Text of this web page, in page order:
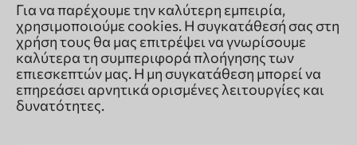
Για να παρέχουμε την καλύτερη εμπειρία,
χρησιμοποιούμε cookies. Η συγκατάθεσή σας στη
χρήση τους θα μας επιτρέψει να γνωρίσουμε
καλύτερα τη συμπεριφορά πλοήγησης των
επιεσκεπτών μας. Η μη συγκατάθεση μπορεί να
επηρεάσει αρνητικά ορισμένες λειτουργίες και
δυνατότητες.